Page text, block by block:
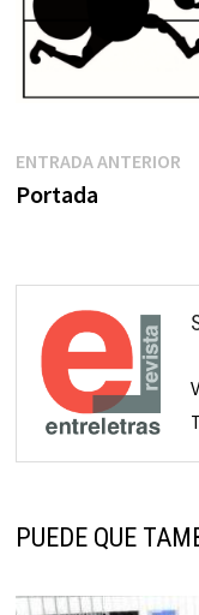
Navegación
de
ENTRADA ANTERIOR
Portada
PUEDE QUE